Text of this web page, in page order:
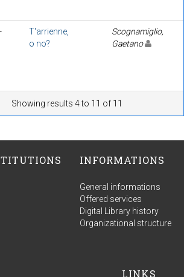
-
T'arrienne,
o no?
Scognamiglio,
Gaetano
Showing results 4 to 11 of 11
INFORMATIONS
General informations
Offered services
Digital Library history
Organizational structure
LINKS